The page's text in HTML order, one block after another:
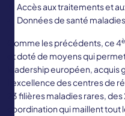
Accès aux traitements et
Données de santé
Comme les précédents, ce 4
et doté de moyens qui
leadership européen, acquis
l’excellence des centres de
23 filières maladies rares,
coordination qui maillent